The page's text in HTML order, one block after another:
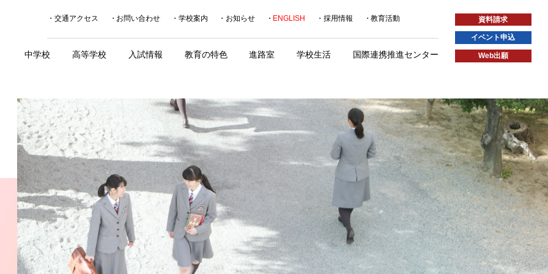
中学校 高等学校 入試情報 教育の特色 進路室 学校生活 国際連携推進センター
交通アクセス お問い合わせ 学校案内 お知らせ ENGLISH 採用情報 教育活動 資料請求
イベント申込
Web出願